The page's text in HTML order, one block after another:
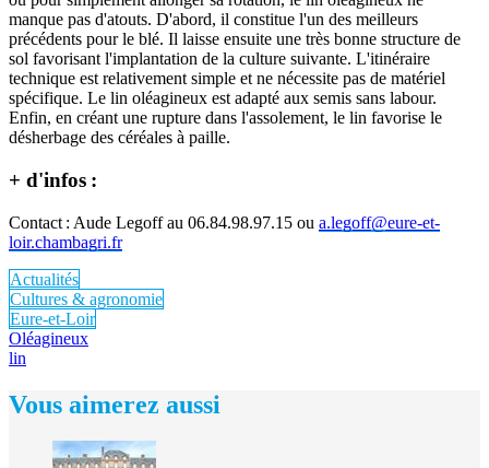
manque pas d'atouts. D'abord, il constitue l'un des meilleurs
précédents pour le blé. Il laisse ensuite une très bonne structure de
sol favorisant l'implantation de la culture suivante. L'itinéraire
technique est relativement simple et ne nécessite pas de matériel
spécifique. Le lin oléagineux est adapté aux semis sans labour.
Enfin, en créant une rupture dans l'assolement, le lin favorise le
désherbage des céréales à paille.
+ d'infos :
Contact : Aude Legoff au 06.84.98.97.15 ou a.legoff@eure-et-
loir.chambagri.fr
Actualités
Cultures & agronomie
Eure-et-Loir
Oléagineux
lin
Vous aimerez aussi